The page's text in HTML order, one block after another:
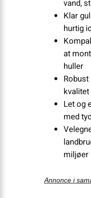
vand,
Klar
hurtig
at
huller
Let og
med
miljøer
Annonce i